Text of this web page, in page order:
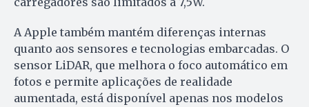
A Apple também mantém diferenças internas
quanto aos sensores e tecnologias embarcadas. O
sensor LiDAR, que melhora o foco automático em
fotos e permite aplicações de realidade
aumentada, está disponível apenas nos modelos